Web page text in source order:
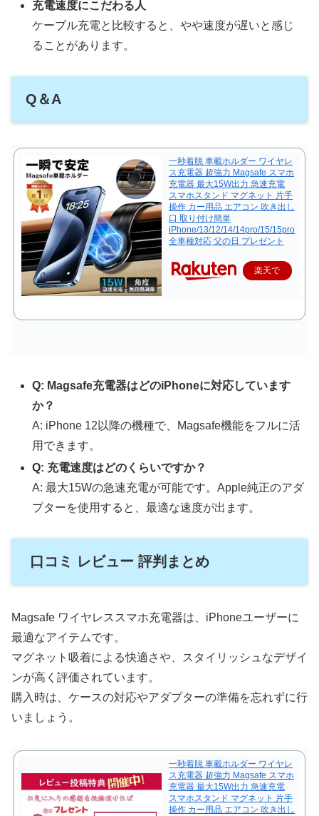
充電速度にこだわる人
ケーブル充電と比較すると、やや速度が遅いと感じ
ることがあります。
Q＆A
一秒着脱 車載ホルダー ワイヤレ
ス充電器 超強力 Magsafe スマホ
充電器 最大15W出力 急速充電
スマホスタンド マグネット 片手
操作 カー用品 エアコン 吹き出し
口 取り付け簡単
iPhone/13/12/14/14pro/15/15pro
全車種対応 父の日 プレゼント
楽天で
Q: Magsafe充電器はどのiPhoneに対応しています
か？
A: iPhone 12以降の機種で、Magsafe機能をフルに活
用できます。
Q: 充電速度はどのくらいですか？
A: 最大15Wの急速充電が可能です。Apple純正のアダ
プターを使用すると、最適な速度が出ます。
口コミ レビュー 評判まとめ
Magsafe ワイヤレススマホ充電器は、iPhoneユーザーに
最適なアイテムです。
マグネット吸着による快適さや、スタイリッシュなデザイ
ンが高く評価されています。
購入時は、ケースの対応やアダプターの準備を忘れずに行
いましょう。
一秒着脱 車載ホルダー ワイヤレ
ス充電器 超強力 Magsafe スマホ
充電器 最大15W出力 急速充電
スマホスタンド マグネット 片手
操作 カー用品 エアコン 吹き出し